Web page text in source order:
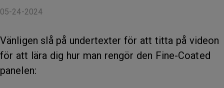
05-24-2024
Vänligen slå på undertexter för att titta på videon
för att lära dig hur man rengör den Fine-Coated
panelen: